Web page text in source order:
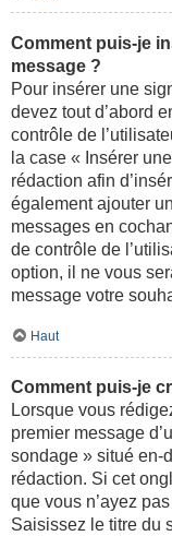
Comment puis-je
message ?
Pour insérer une
devez tout d’abord
contrôle de
la case « Insérer
rédaction afin
également ajouter
messages en
de contrôle de
option, il ne vous
message votre
Haut
Comment puis-je
Lorsque vous
premier message
sondage » situé en-
rédaction. Si cet
que vous n’ayez
Saisissez le titre du